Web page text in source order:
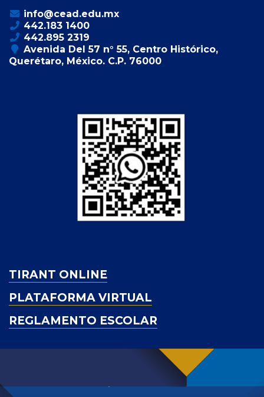
info@cead.edu.mx
442.183 1400
442.895 2319
Avenida Del 57 n° 55, Centro Histórico,
Querétaro, México. C.P. 76000
TIRANT ONLINE
PLATAFORMA VIRTUAL
REGLAMENTO ESCOLAR